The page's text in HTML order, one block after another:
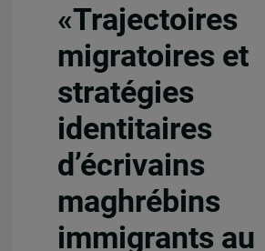
«Trajectoires
migratoires et
stratégies
identitaires
d’écrivains
maghrébins
immigrants au